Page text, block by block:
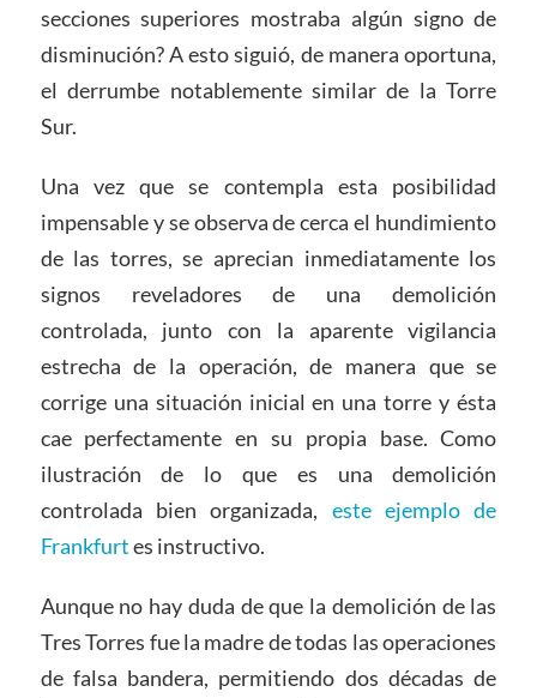
secciones superiores mostraba algún signo de
disminución? A esto siguió, de manera oportuna,
el derrumbe notablemente similar de la Torre
Sur.
Una vez que se contempla esta posibilidad
impensable y se observa de cerca el hundimiento
de las torres, se aprecian inmediatamente los
signos reveladores de una demolición
controlada, junto con la aparente vigilancia
estrecha de la operación, de manera que se
corrige una situación inicial en una torre y ésta
cae perfectamente en su propia base. Como
ilustración de lo que es una demolición
controlada bien organizada, este ejemplo de
Frankfurtes instructivo.
Aunque no hay duda de que la demolición de las
Tres Torres fue la madre de todas las operaciones
de falsa bandera, permitiendo dos décadas de